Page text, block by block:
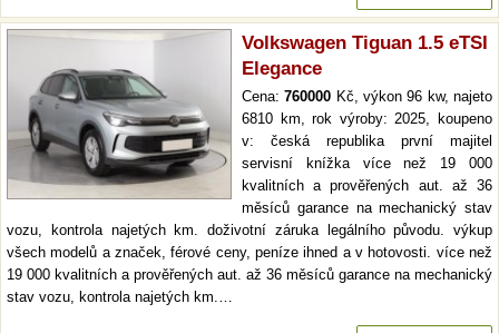
Volkswagen Tiguan 1.5 eTSI
Elegance
Cena:760000 Kč, výkon 96 kw, najeto
6810 km, rok výroby: 2025, koupeno
v: česká republika první majitel
servisní knížka více než 19 000
kvalitních a prověřených aut. až 36
měsíců garance na mechanický stav
vozu, kontrola najetých km. doživotní záruka legálního původu. výkup
všech modelů a značek, férové ceny, peníze ihned a v hotovosti. více než
19 000 kvalitních a prověřených aut. až 36 měsíců garance na mechanický
stav vozu, kontrola najetých km.…